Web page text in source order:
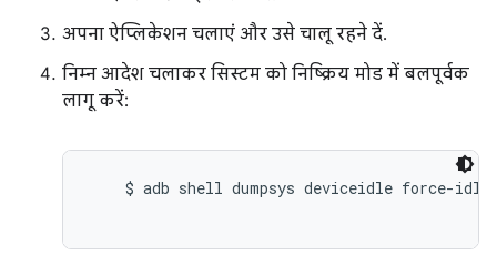
अपना ऐप्लिकेशन चलाएं और उसे चालू रहने दें.
निम्न आदेश चलाकर सिस्टम को निष्क्रिय मोड में बलपूर्वक
लागू करें:
    $ adb shell dumpsys deviceidle force-idle